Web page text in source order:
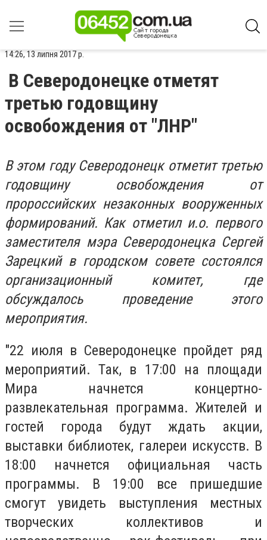
14:26, 13 липня 2017 р.
В Северодонецке отметят
третью годовщину
освобождения от "ЛНР"
В этом году Северодонецк отметит третью
годовщину освобождения от
пророссийских незаконных вооруженных
формирований. Как отметил и.о. первого
заместителя мэра Северодонецка Сергей
Зарецкий в городском совете состоялся
организационный комитет, где
обсуждалось проведение этого
мероприятия.
"22 июля в Северодонецке пройдет ряд
мероприятий. Так, в 17:00 на площади
Мира начнется концертно-
развлекательная программа. Жителей и
гостей города будут ждать акции,
выставки библиотек, галереи искусств. В
18:00 начнется официальная часть
программы. В 19:00 все пришедшие
смогут увидеть выступления местных
творческих коллективов и